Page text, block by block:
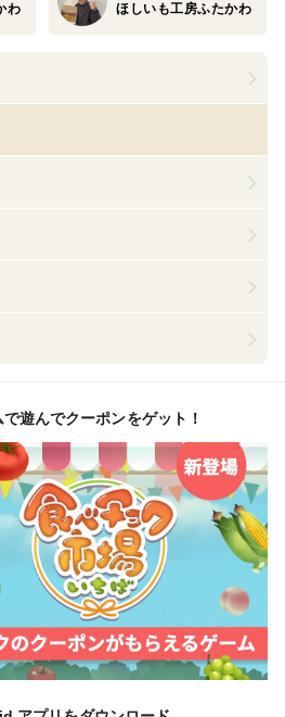
わ ほしいも工房ふたかわ
遊んでクーポンをゲット！